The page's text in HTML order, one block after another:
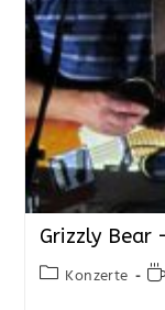
Grizzly Bear
Konzerte